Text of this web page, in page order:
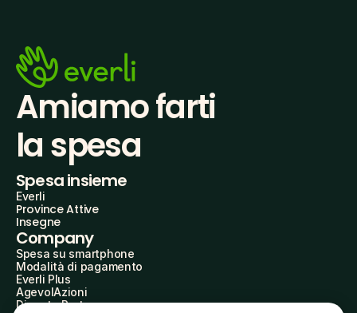
Amiamo farti
la spesa
Spesa insieme
Everli
Province Attive
Insegne
Company
Spesa su smartphone
Modalità di pagamento
Everli Plus
AgevolAzioni
Diventa Partner